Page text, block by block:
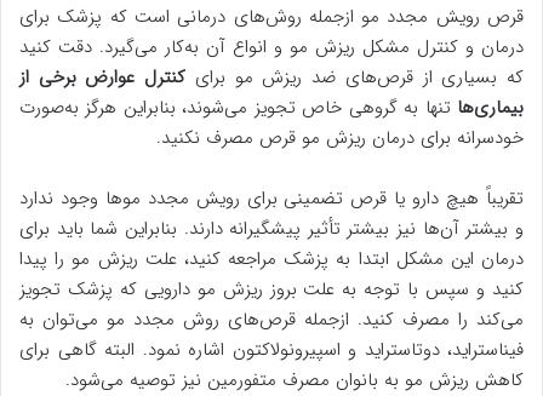
قرص رویش مجدد مو ازجمله روش‌های درمانی است که پزشک برای
درمان و کنترل مشکل ریزش مو و انواع آن به‌کار می‌گیرد. دقت کنید
که بسیاری از قرص‌های ضد ریزش مو برای کنترل عوارض برخی از
بیماری‌ها تنها به گروهی خاص تجویز می‌شوند، بنابراین هرگز به‌صورت
خودسرانه برای درمان ریزش مو قرص مصرف نکنید.
تقریباً هیچ دارو یا قرص تضمینی برای رویش مجدد موها وجود ندارد
و بیشتر آن‌ها نیز بیشتر تأثیر پیشگیرانه دارند. بنابراین شما باید برای
درمان این مشکل ابتدا به پزشک مراجعه کنید، علت ریزش مو را پیدا
کنید و سپس با توجه به علت بروز ریزش مو دارویی که پزشک تجویز
می‌کند را مصرف کنید. ازجمله قرص‌های روش مجدد مو می‌توان به
فیناستراید، دوتاستراید و اسپیرونولاکتون اشاره نمود. البته گاهی برای
کاهش ریزش مو به بانوان مصرف متفورمین نیز توصیه می‌شود.